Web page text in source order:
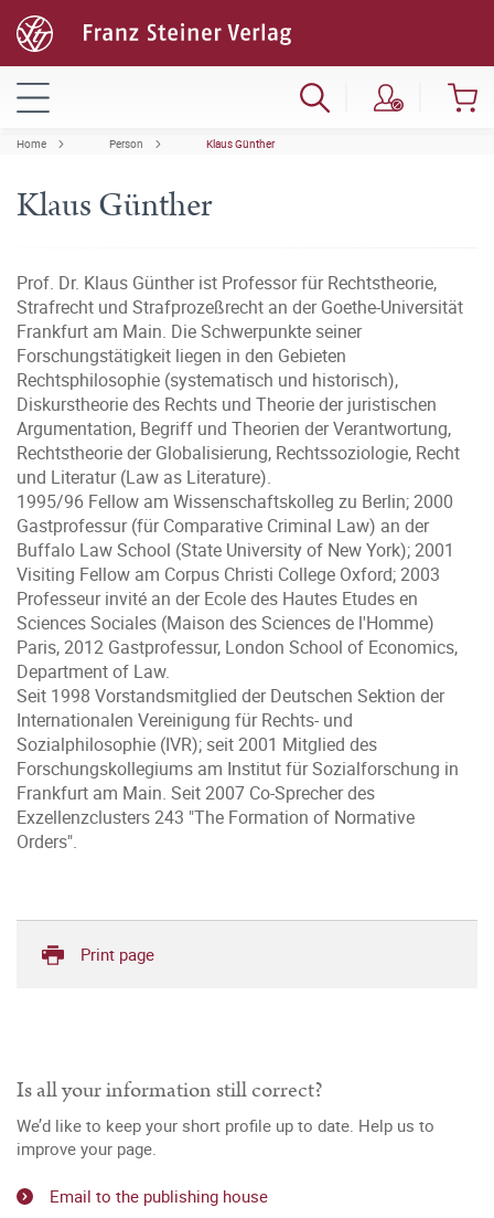
Home Person Klaus Günther
Klaus Günther
Prof. Dr. Klaus Günther ist Professor für Rechtstheorie,
Strafrecht und Strafprozeßrecht an der Goethe-Universität
Frankfurt am Main. Die Schwerpunkte seiner
Forschungstätigkeit liegen in den Gebieten
Rechtsphilosophie (systematisch und historisch),
Diskurstheorie des Rechts und Theorie der juristischen
Argumentation, Begriff und Theorien der Verantwortung,
Rechtstheorie der Globalisierung, Rechtssoziologie, Recht
und Literatur (Law as Literature).
1995/96 Fellow am Wissenschaftskolleg zu Berlin; 2000
Gastprofessur (für Comparative Criminal Law) an der
Buffalo Law School (State University of New York); 2001
Visiting Fellow am Corpus Christi College Oxford; 2003
Professeur invité an der Ecole des Hautes Etudes en
Sciences Sociales (Maison des Sciences de l'Homme)
Paris, 2012 Gastprofessur, London School of Economics,
Department of Law.
Seit 1998 Vorstandsmitglied der Deutschen Sektion der
Internationalen Vereinigung für Rechts- und
Sozialphilosophie (IVR); seit 2001 Mitglied des
Forschungskollegiums am Institut für Sozialforschung in
Frankfurt am Main. Seit 2007 Co-Sprecher des
Exzellenzclusters 243 "The Formation of Normative
Orders".
Print page
Is all your information still correct?
We’d like to keep your short profile up to date. Help us to
improve your page.
Email to the publishing house